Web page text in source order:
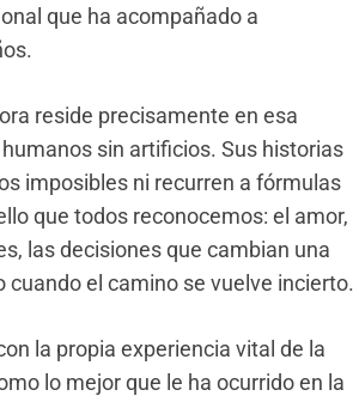
que ha acompañado a
reside precisamente en esa
sin artificios. Sus historias
imposibles ni recurren a fórmulas
que todos reconocemos: el amor,
las decisiones que cambian una
el camino se vuelve incierto.
la propia experiencia vital de la
lo mejor que le ha ocurrido en la